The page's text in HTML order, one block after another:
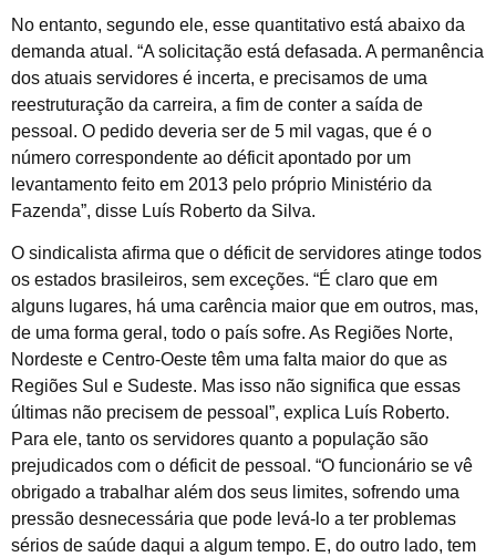
No entanto, segundo ele, esse quantitativo está abaixo da
demanda atual. “A solicitação está defasada. A permanência
dos atuais servidores é incerta, e precisamos de uma
reestruturação da carreira, a fim de conter a saída de
pessoal. O pedido deveria ser de 5 mil vagas, que é o
número correspondente ao déficit apontado por um
levantamento feito em 2013 pelo próprio Ministério da
Fazenda”, disse Luís Roberto da Silva.
O sindicalista afirma que o déficit de servidores atinge todos
os estados brasileiros, sem exceções. “É claro que em
alguns lugares, há uma carência maior que em outros, mas,
de uma forma geral, todo o país sofre. As Regiões Norte,
Nordeste e Centro-Oeste têm uma falta maior do que as
Regiões Sul e Sudeste. Mas isso não significa que essas
últimas não precisem de pessoal”, explica Luís Roberto.
Para ele, tanto os servidores quanto a população são
prejudicados com o déficit de pessoal. “O funcionário se vê
obrigado a trabalhar além dos seus limites, sofrendo uma
pressão desnecessária que pode levá-lo a ter problemas
sérios de saúde daqui a algum tempo. E, do outro lado, tem